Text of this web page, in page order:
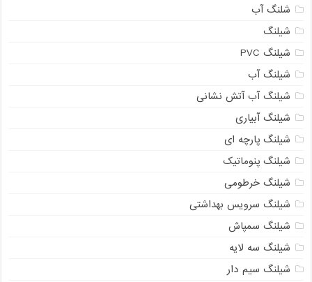
شلنگ آب
شیلنگ
شیلنگ PVC
شیلنگ آب
شیلنگ آب آتش نشانی
شیلنگ آبیاری
شیلنگ پارچه ای
شیلنگ پنوماتیک
شیلنگ خرطومی
شیلنگ سرویس بهداشتی
شیلنگ سمپاش
شیلنگ سه لایه
شیلنگ سیم دار